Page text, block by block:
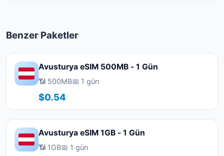
Benzer Paketler
Avusturya eSIM 500MB - 1 Gün
📶 500MB📅 1 gün
$0.54
Avusturya eSIM 1GB - 1 Gün
📶 1GB📅 1 gün